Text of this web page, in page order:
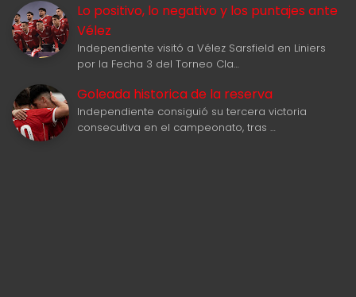
Lo positivo, lo negativo y los puntajes ante
Vélez
Independiente visitó a Vélez Sarsfield en Liniers
por la Fecha 3 del Torneo Cla…
Goleada historica de la reserva
Independiente consiguió su tercera victoria
consecutiva en el campeonato, tras …